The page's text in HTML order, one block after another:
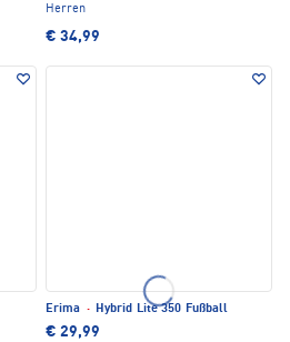
Herren
€ 34,99
Erima · Hybrid Lite 350 Fußball
€ 29,99